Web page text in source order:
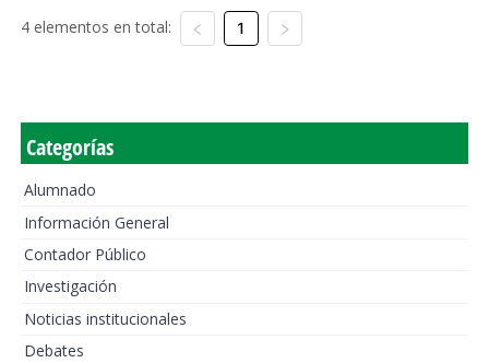
4 elementos en total: 1
Categorías
Alumnado
Información General
Contador Público
Investigación
Noticias institucionales
Debates